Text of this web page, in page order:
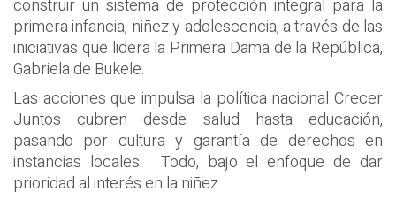
construir un sistema de protección integral para la
primera infancia, niñez y adolescencia, a través de las
iniciativas que lidera la Primera Dama de la República,
Gabriela de Bukele.
Las acciones que impulsa la política nacional Crecer
Juntos cubren desde salud hasta educación,
pasando por cultura y garantía de derechos en
instancias locales. Todo, bajo el enfoque de dar
prioridad al interés en la niñez.